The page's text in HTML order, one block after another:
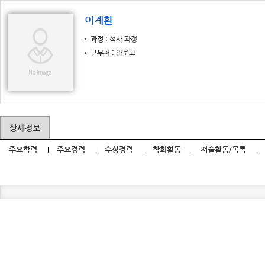
이계환
과정 석사 과정
근무처
양운고
상세정보
주요학력 주요경력 수상경력 학회활동 저술활동/목록